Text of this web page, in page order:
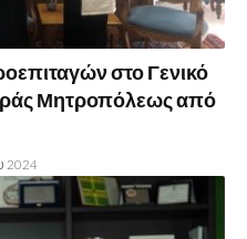
στο Γενικό
Μητροπόλεως από
2024